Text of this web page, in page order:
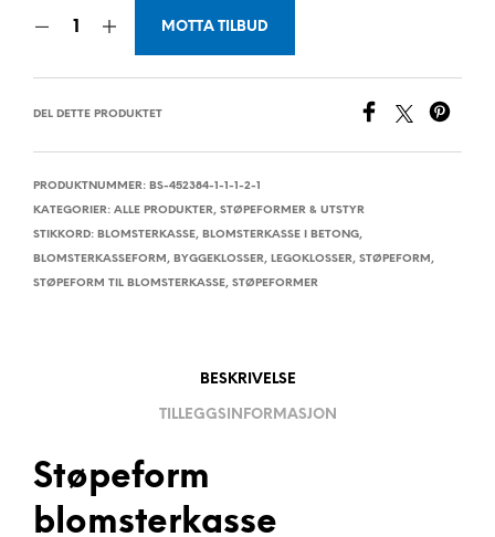
MOTTA TILBUD
DEL DETTE PRODUKTET
PRODUKTNUMMER: BS-452384-1-1-1-2-1
KATEGORIER: ALLE PRODUKTER, STØPEFORMER & UTSTYR
STIKKORD: BLOMSTERKASSE, BLOMSTERKASSE I BETONG,
BLOMSTERKASSEFORM , BYGGEKLOSSER, LEGOKLOSSER, STØPEFORM ,
STØPEFORM TIL BLOMSTERKASSE, STØPEFORMER
BESKRIVELSE
TILLEGGSINFORMASJON
Støpeform
blomsterkasse